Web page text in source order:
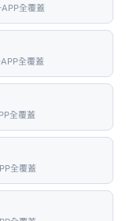
全覆蓋
全覆蓋
全覆蓋
全覆蓋